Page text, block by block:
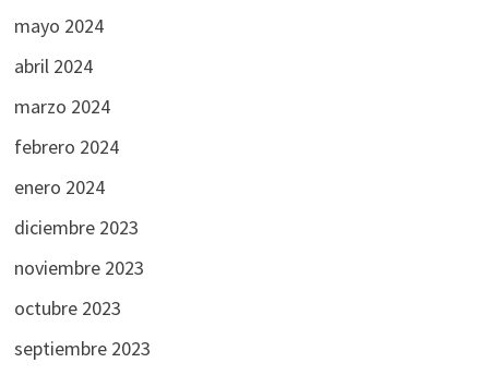
mayo 2024
abril 2024
marzo 2024
febrero 2024
enero 2024
diciembre 2023
noviembre 2023
octubre 2023
septiembre 2023